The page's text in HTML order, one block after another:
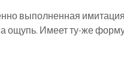
выполненная
ощупь. Имеет ту-же